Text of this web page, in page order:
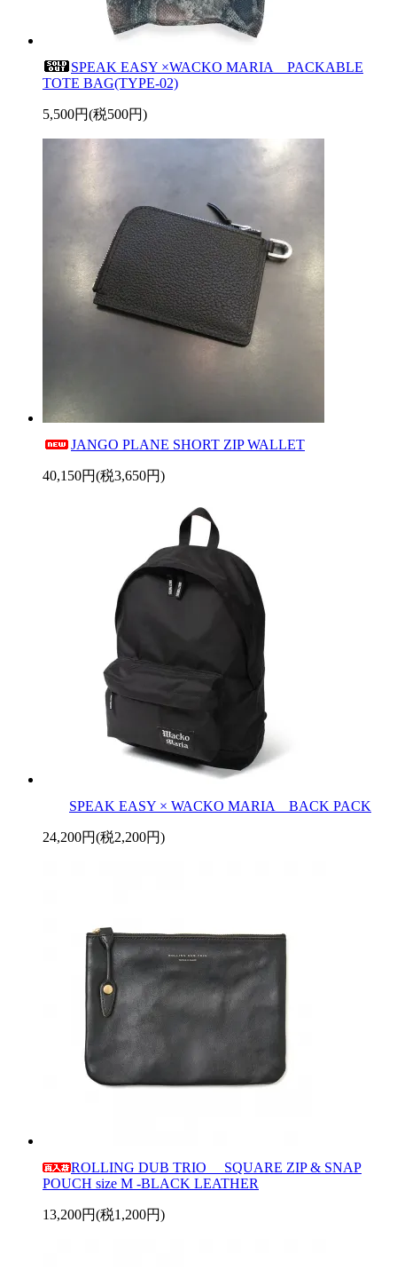
SPEAK EASY ×WACKO MARIA PACKABLE
TOTE BAG(TYPE-02)
5,500円(税500円)
JANGO PLANE SHORT ZIP WALLET
40,150円(税3,650円)
SPEAK EASY × WACKO MARIA BACK PACK
24,200円(税2,200円)
ROLLING DUB TRIO SQUARE ZIP & SNAP
POUCH size M -BLACK LEATHER
13,200円(税1,200円)